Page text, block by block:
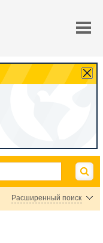
Расширенный поиск